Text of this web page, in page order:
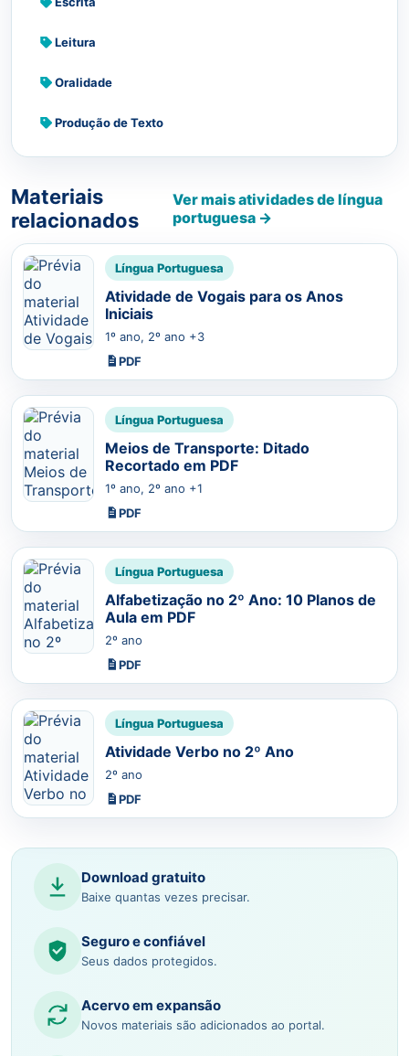
Leitura
Oralidade
Produção de Texto
Materiais
relacionados
Ver mais atividades de língua
portuguesa →
Língua Portuguesa
Atividade de Vogais para os Anos
Iniciais
1º ano, 2º ano +3
PDF
Língua Portuguesa
Meios de Transporte: Ditado
Recortado em PDF
1º ano, 2º ano +1
PDF
Língua Portuguesa
Alfabetização no 2º Ano: 10 Planos de
Aula em PDF
2º ano
PDF
Língua Portuguesa
Atividade Verbo no 2º Ano
2º ano
PDF
Download gratuito
Baixe quantas vezes precisar.
Seguro e confiável
Seus dados protegidos.
Acervo em expansão
Novos materiais são adicionados ao portal.